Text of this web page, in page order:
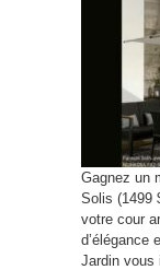
Gagnez un
Solis (1499
votre cour
d’élégance
Jardin vous